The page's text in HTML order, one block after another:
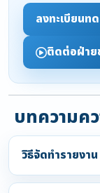
ลงทะเบียนท
ติดต่อฝ่าย
บทความค
วิธีจัดทำรายงา